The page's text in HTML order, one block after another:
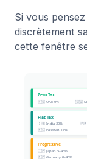
Si vous
discrètement
cette fenêtre